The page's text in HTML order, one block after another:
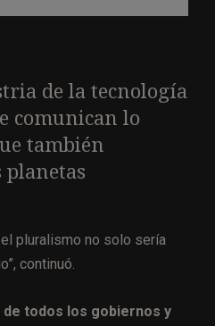
de la tecnología
comunican lo
también
planetas
pluralismo no solo sería
continuó.
todos los gobiernos y